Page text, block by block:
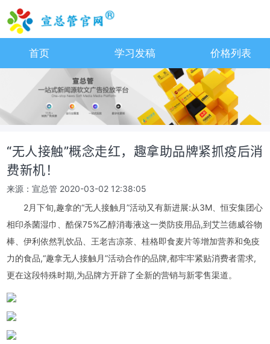
首页 学习发稿 价格列表
“无人接触”概念走红，趣拿助品牌紧抓疫后消
费新机！
来源：宣总管 2020-03-02 12:38:05
2月下旬,趣拿的“无人接触月”活动又有新进展:从3M、恒安集团心
相印杀菌湿巾、酷保75%乙醇消毒液这一类防疫用品,到艾兰德威谷物
棒、伊利依然乳饮品、王老吉凉茶、桂格即食麦片等增加营养和免疫
力的食品,“趣拿无人接触月”活动合作的品牌,都牢牢紧贴消费者需求,
更在这段特殊时期,为品牌方开辟了全新的营销与新零售渠道。